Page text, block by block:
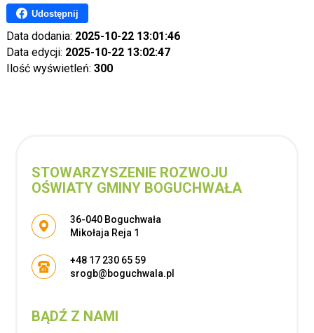
Udostępnij
Data dodania: 2025-10-22 13:01:46
Data edycji: 2025-10-22 13:02:47
Ilość wyświetleń: 300
STOWARZYSZENIE ROZWOJU
OŚWIATY GMINY BOGUCHWAŁA
Adres pocztowy:
36-040 Boguchwała
Mikołaja Reja 1
+48 17 230 65 59
srogb@boguchwala.pl
BĄDŹ Z NAMI